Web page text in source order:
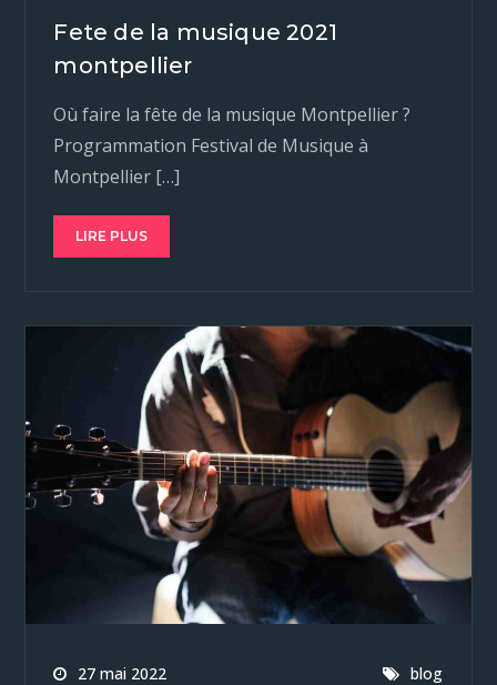
Fete de la musique 2021
montpellier
Où faire la fête de la musique Montpellier ?
Programmation Festival de Musique à
Montpellier […]
LIRE PLUS
27 mai 2022 blog